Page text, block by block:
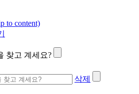
to content)
찾고 계세요?
삭제